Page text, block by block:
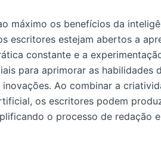
máximo os benefícios da
escritores estejam abertos a
constante e a
para aprimorar as habilidades
Ao combinar a
os escritores podem
o processo de redação